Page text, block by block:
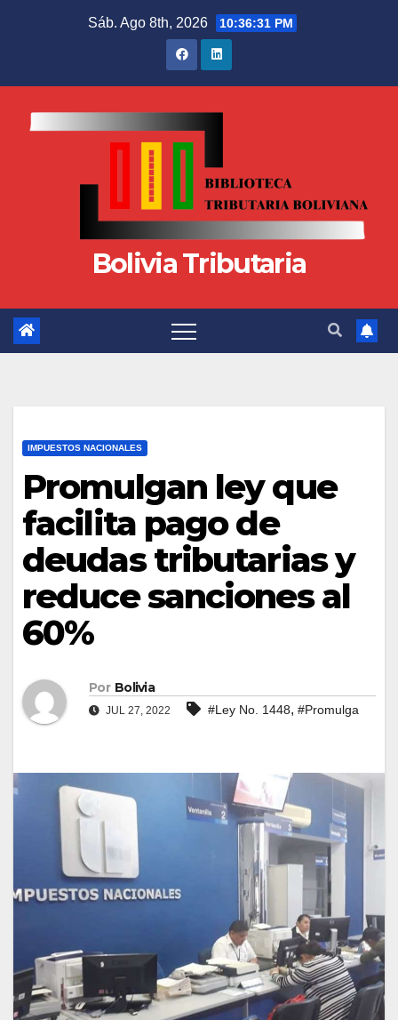
Sáb. Ago 8th, 2026 10:36:32 PM
Bolivia Tributaria
IMPUESTOS NACIONALES
Promulgan ley que
facilita pago de
deudas tributarias y
reduce sanciones al
60%
Por Bolivia
JUL 27, 2022 #Ley No. 1448, #Promulga